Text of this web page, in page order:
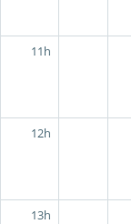
11h
12h
13h